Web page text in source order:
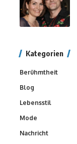
Kategorien
Berühmtheit
Blog
Lebensstil
Mode
Nachricht